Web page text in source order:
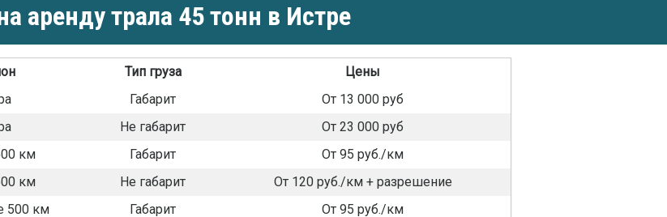
аренду трала 45 тонн в Истре
Тип груза
Цены
Габарит
От 13 000 руб
Не габарит
От 23 000 руб
км Габарит
От 95 руб./км
км Не габарит
От 120 руб./км + разрешение
500 км Габарит
От 95 руб./км